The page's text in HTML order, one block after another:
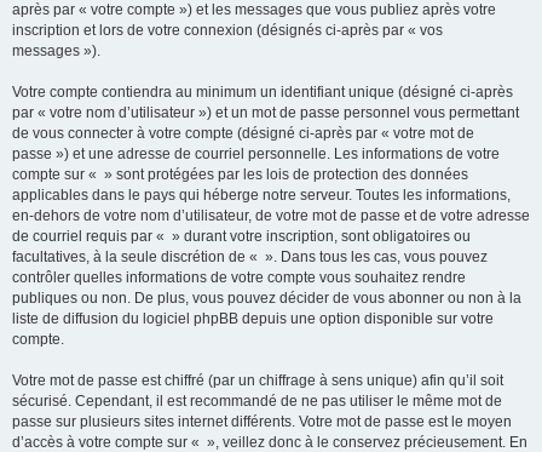
après par « votre compte ») et les messages que vous publiez après votre
inscription et lors de votre connexion (désignés ci-après par « vos
messages »).
Votre compte contiendra au minimum un identifiant unique (désigné ci-après
par « votre nom d’utilisateur ») et un mot de passe personnel vous permettant
de vous connecter à votre compte (désigné ci-après par « votre mot de
passe ») et une adresse de courriel personnelle. Les informations de votre
compte sur « » sont protégées par les lois de protection des données
applicables dans le pays qui héberge notre serveur. Toutes les informations,
en-dehors de votre nom d’utilisateur, de votre mot de passe et de votre adresse
de courriel requis par « » durant votre inscription, sont obligatoires ou
facultatives, à la seule discrétion de « ». Dans tous les cas, vous pouvez
contrôler quelles informations de votre compte vous souhaitez rendre
publiques ou non. De plus, vous pouvez décider de vous abonner ou non à la
liste de diffusion du logiciel phpBB depuis une option disponible sur votre
compte.
Votre mot de passe est chiffré (par un chiffrage à sens unique) afin qu’il soit
sécurisé. Cependant, il est recommandé de ne pas utiliser le même mot de
passe sur plusieurs sites internet différents. Votre mot de passe est le moyen
d’accès à votre compte sur « », veillez donc à le conservez précieusement. En